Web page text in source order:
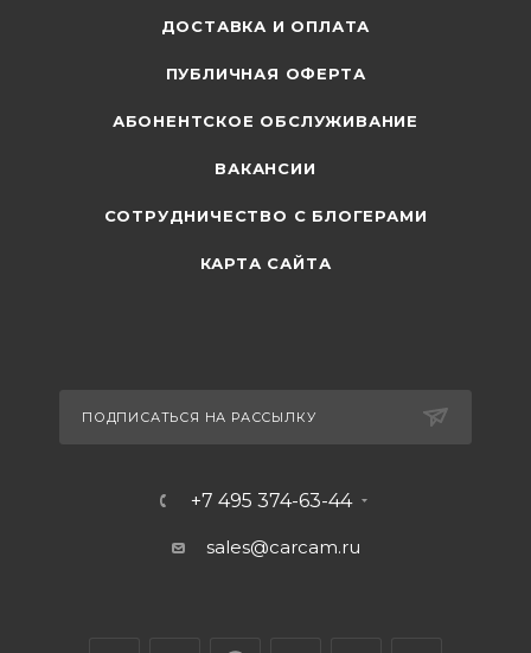
ДОСТАВКА И ОПЛАТА
ПУБЛИЧНАЯ ОФЕРТА
АБОНЕНТСКОЕ ОБСЛУЖИВАНИЕ
ВАКАНСИИ
СОТРУДНИЧЕСТВО С БЛОГЕРАМИ
КАРТА САЙТА
ПОДПИСАТЬСЯ НА РАССЫЛКУ
+7 495 374-63-44
sales@carcam.ru